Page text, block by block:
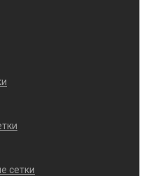
сетки